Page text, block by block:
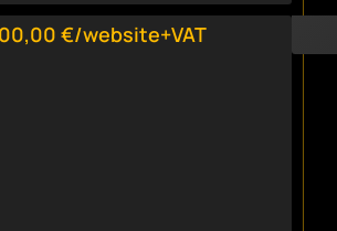
€/website+VAT